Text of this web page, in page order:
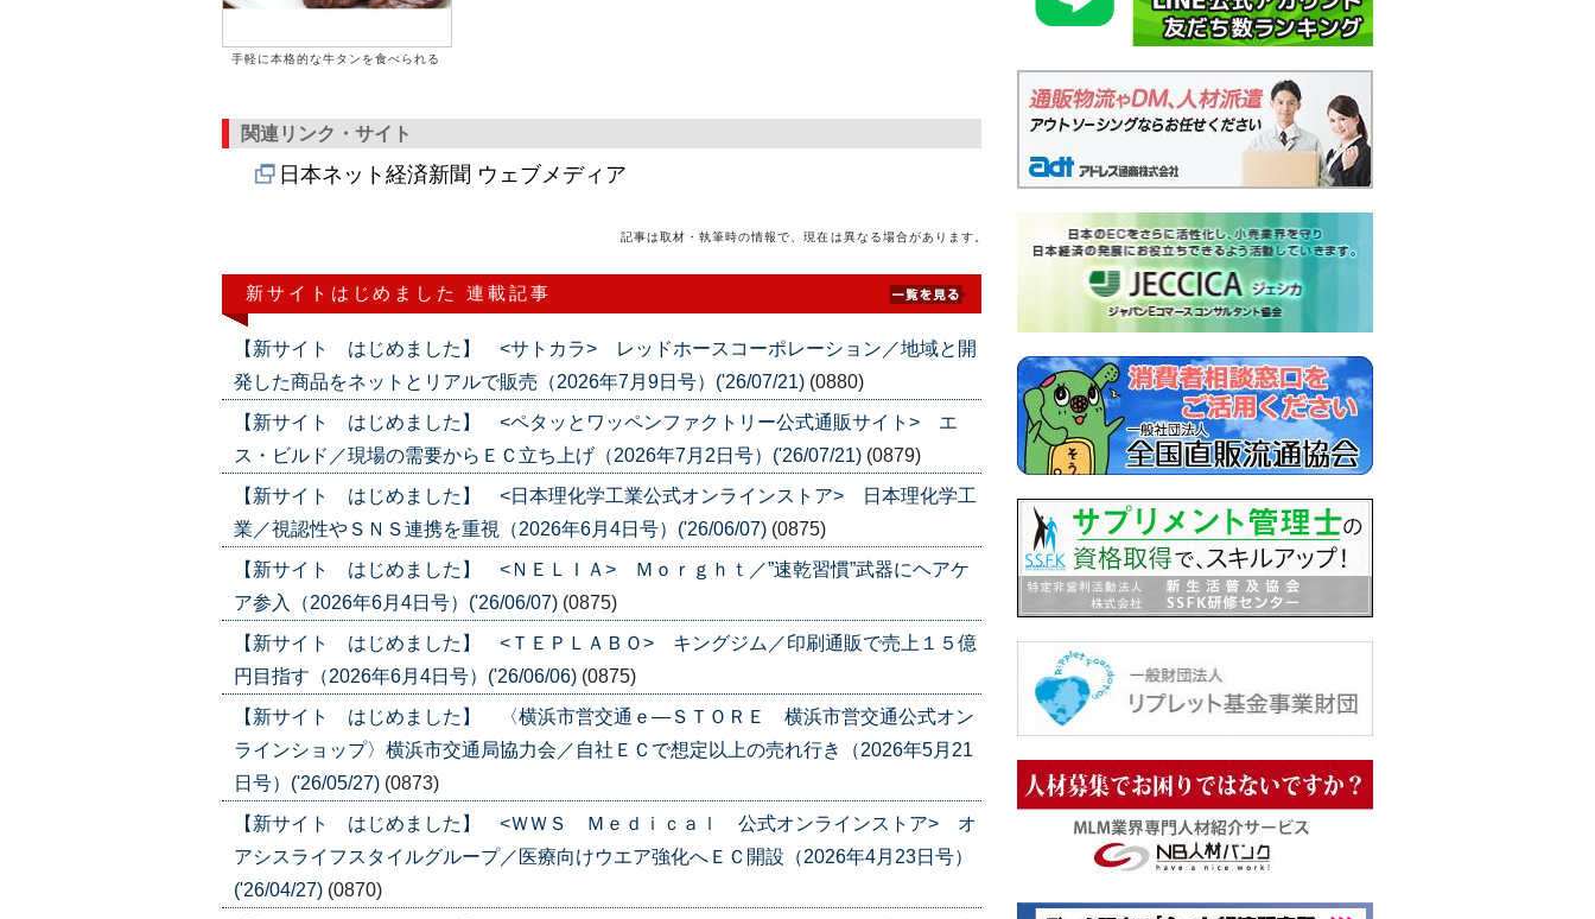
手軽に本格的な牛タンを食べられる
関連リンク・サイト
日本ネット経済新聞 ウェブメディア
記事は取材・執筆時の情報で、現在は異なる場合があります。
新サイトはじめました 連載記事
【新サイト はじめました】 <サトカラ> レッドホースコーポレーション／地域と開
発した商品をネットとリアルで販売（2026年7月9日号）('26/07/21) (0880)
【新サイト はじめました】 <ペタッとワッペンファクトリー公式通販サイト> エ
ス・ビルド／現場の需要からＥＣ立ち上げ（2026年7月2日号）('26/07/21) (0879)
【新サイト はじめました】 <日本理化学工業公式オンラインストア> 日本理化学工
業／視認性やＳＮＳ連携を重視（2026年6月4日号）('26/06/07) (0875)
【新サイト はじめました】 <ＮＥＬＩＡ> Ｍｏｒｇｈｔ／”速乾習慣”武器にヘアケ
ア参入（2026年6月4日号）('26/06/07) (0875)
【新サイト はじめました】 <ＴＥＰＬＡＢＯ> キングジム／印刷通販で売上１５億
円目指す（2026年6月4日号）('26/06/06) (0875)
【新サイト はじめました】 〈横浜市営交通ｅ―ＳＴＯＲＥ 横浜市営交通公式オン
ラインショップ〉横浜市交通局協力会／自社ＥＣで想定以上の売れ行き（2026年5月21
日号）('26/05/27) (0873)
【新サイト はじめました】 <ＷＷＳ Ｍｅｄｉｃａｌ 公式オンラインストア> オ
アシスライフスタイルグループ／医療向けウエア強化へＥＣ開設（2026年4月23日号）
('26/04/27) (0870)